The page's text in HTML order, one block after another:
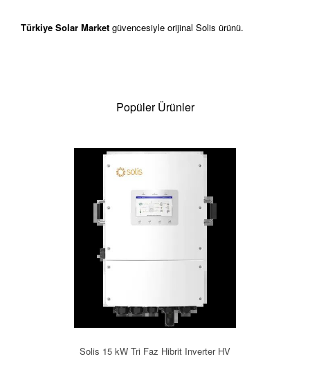
Türkiye Solar Market güvencesiyle orijinal Solis ürünü.
Popüler Ürünler
Solis 15 kW Tri Faz Hibrit Inverter HV